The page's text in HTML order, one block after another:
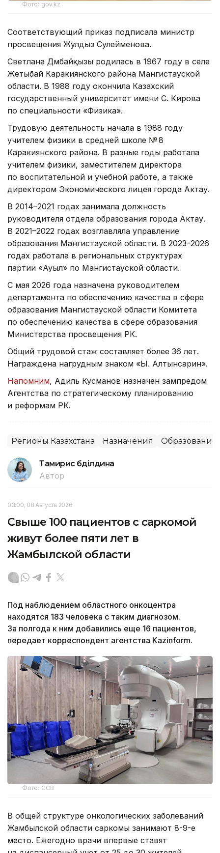
Фото: gov.kz
Соответствующий приказ подписала министр
просвещения Жулдыз Сулейменова.
Светлана Дүмбайқызы родилась в 1967 году в селе
Жетыбай Каракиянского района Мангистауской
области. В 1988 году окончила Казахский
государственный университет имени С. Кирова
по специальности «Физика».
Трудовую деятельность начала в 1988 году
учителем физики в средней школе № 8
Каракиянского района. В разные годы работала
учителем физики, заместителем директора
по воспитательной и учебной работе, а также
директором Экономического лицея города Актау.
В 2014–2021 годах занимала должность
руководителя отдела образования города Актау.
В 2021–2022 годах возглавляла управление
образования Мангистауской области. В 2023–2026
годах работала в региональных структурах
партии «Ауыл» по Мангистауской области.
С мая 2026 года назначена руководителем
департамента по обеспечению качества в сфере
образования Мангистауской области Комитета
по обеспечению качества в сфере образования
Министерства просвещения РК.
Общий трудовой стаж составляет более 36 лет.
Награждена нагрудным знаком «Ы. Алтынсарин».
Напомним, Адиль Кусманов назначен зампредом
Агентства по стратегическому планированию
и реформам РК.
Регионы Казахстана Назначения Образование
Тамирис Әбділдина
Автор
03:00, 08 Августа 2026
Свыше 100 пациентов с саркомой
живут более пяти лет в
Жамбылской области
Под наблюдением областного онкоцентра
находятся 183 человека с таким диагнозом.
За полгода к ним добавились еще 16 пациентов,
передает корреспондент агентства Kazinform.
Фото: ССВ
В общей структуре онкологических заболеваний
Жамбылской области саркомы занимают 8-9-е
место. Ежегодно врачи впервые ставят